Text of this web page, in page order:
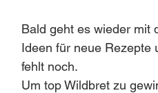
Bald geht es wieder mit
Ideen für neue Rezepte
fehlt noch.
Um top Wildbret zu